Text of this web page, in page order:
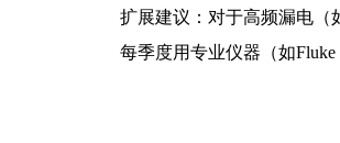
扩展建议：对于高频漏电（
每季度用专业仪器（如Fluke